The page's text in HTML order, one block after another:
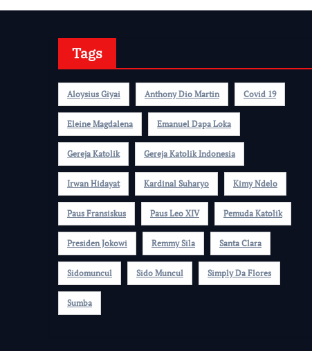
Tags
Aloysius Giyai Anthony Dio Martin Covid 19
Eleine Magdalena Emanuel Dapa Loka
Gereja Katolik Gereja Katolik Indonesia
Irwan Hidayat Kardinal Suharyo Kimy Ndelo
Paus Fransiskus Paus Leo XIV Pemuda Katolik
Presiden Jokowi Remmy Sila Santa Clara
Sidomuncul Sido Muncul Simply Da Flores
Sumba